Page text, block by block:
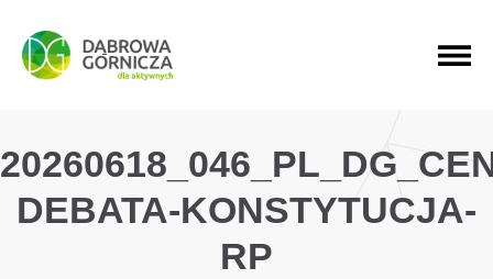
PRZEJDŹ DO MENU GŁÓWNEGO
PRZEJDŹ DO WYSZUKIWARKI
PRZEJDŹ DO TREŚCI
DEBATA-KONSTYTUCJA-
RP